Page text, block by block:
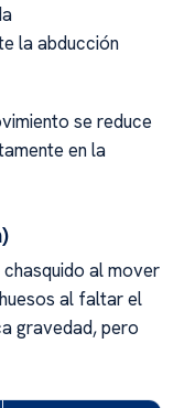
la abducción
se reduce
en la
al mover
al faltar el
gravedad, pero